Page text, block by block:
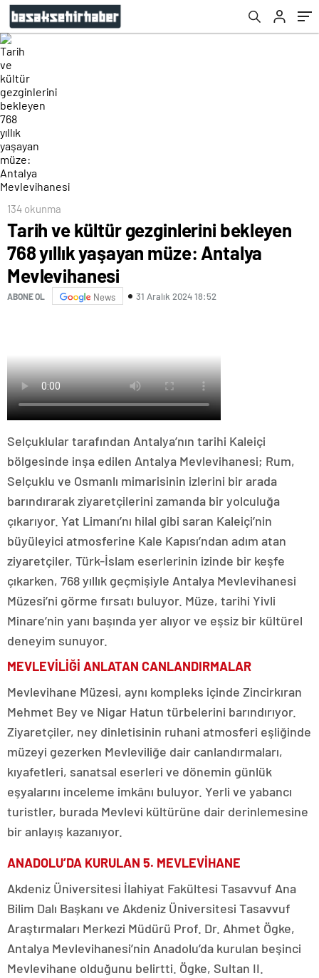
134 okunma
Tarih ve kültür gezginlerini bekleyen
768 yıllık yaşayan müze: Antalya
Mevlevihanesi
ABONE OL News 31 Aralık 2024 18:52
Selçuklular tarafından Antalya’nın tarihi Kaleiçi
bölgesinde inşa edilen Antalya Mevlevihanesi; Rum,
Selçuklu ve Osmanlı mimarisinin izlerini bir arada
barındırarak ziyaretçilerini zamanda bir yolculuğa
çıkarıyor. Yat Limanı’nı hilal gibi saran Kaleiçi’nin
büyüleyici atmosferine Kale Kapısı’ndan adım atan
ziyaretçiler, Türk-İslam eserlerinin izinde bir keşfe
çıkarken, 768 yıllık geçmişiyle Antalya Mevlevihanesi
Müzesi’ni görme fırsatı buluyor. Müze, tarihi Yivli
Minare’nin yanı başında yer alıyor ve eşsiz bir kültürel
deneyim sunuyor.
MEVLEVİLİĞİ ANLATAN CANLANDIRMALAR
Mevlevihane Müzesi, aynı kompleks içinde Zincirkıran
Mehmet Bey ve Nigar Hatun türbelerini barındırıyor.
Ziyaretçiler, ney dinletisinin ruhani atmosferi eşliğinde
müzeyi gezerken Mevleviliğe dair canlandırmaları,
kıyafetleri, sanatsal eserleri ve dönemin günlük
eşyalarını inceleme imkânı buluyor. Yerli ve yabancı
turistler, burada Mevlevi kültürüne dair derinlemesine
bir anlayış kazanıyor.
ANADOLU’DA KURULAN 5. MEVLEVİHANE
Akdeniz Üniversitesi İlahiyat Fakültesi Tasavvuf Ana
Bilim Dalı Başkanı ve Akdeniz Üniversitesi Tasavvuf
Araştırmaları Merkezi Müdürü Prof. Dr. Ahmet Ögke,
Antalya Mevlevihanesi’nin Anadolu’da kurulan beşinci
Mevlevihane olduğunu belirtti. Ögke, Sultan II.